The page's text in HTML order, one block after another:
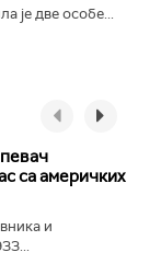
је две особе...
са америчких
и